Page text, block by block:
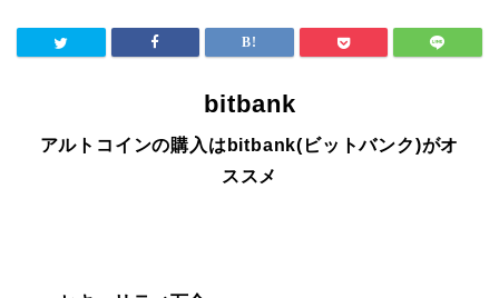
bitbank
アルトコインの購入はbitbank(ビットバンク)がオ
ススメ